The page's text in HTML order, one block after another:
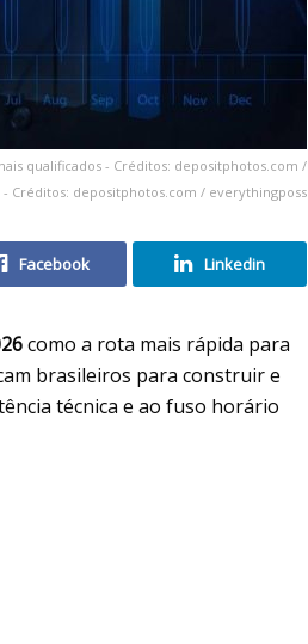
qualificados - Créditos: depositphotos.com /
- Créditos: depositphotos.com / everythingposs
Facebook Linkedin
como a rota mais rápida para
brasileiros para construir e
técnica e ao fuso horário